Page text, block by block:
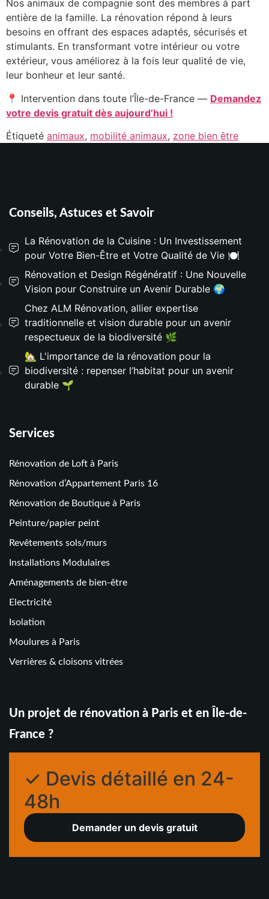
Nos animaux de compagnie sont des membres à part
entière de la famille. La rénovation répond à leurs
besoins en offrant des espaces adaptés, sécurisés et
stimulants. En transformant votre intérieur ou votre
extérieur, vous améliorez à la fois leur qualité de vie,
leur bonheur et leur santé.
📍 Intervention dans toute l’Île-de-France — Demandez
votre devis gratuit dès aujourd’hui !
Étiqueté animaux, mobilité animaux, zone bien être
Conseils, Astuces et Savoir
La Rénovation de la Cuisine : Un Investissement
pour Votre Bien-Être et Votre Qualité de Vie 🍽️
Rénovation et Design Régénératif : Une Nouvelle
Vision pour Construire un Avenir Durable 🌍
Chez ALM Rénovation, allier expertise
traditionnelle et vision durable pour un avenir
respectueux de la biodiversité 🌿
🏡 L'importance de la rénovation pour la
biodiversité : repenser l’habitat pour un avenir
durable 🌱
Services
Rénovation de Loft à Paris
Rénovation d’Appartement Paris 16
Rénovation de Boutique à Paris
Peinture/papier peint
Revêtements sols/murs
Installations Modulaires
Aménagements de bien-être
Electricité
Isolation
Moulures à Paris
Verrières & cloisons vitrées
Un projet de rénovation à Paris et en Île-de-
France ?
✓ Devis détaillé en 24-
48h
Demander un devis gratuit